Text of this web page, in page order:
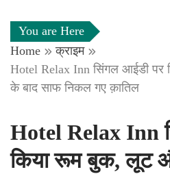
You are Here
Home
क्राइम
Hotel Relax Inn सिंगल आईडी पर
के बाद साफ निकल गए क़ातिल
Hotel Relax Inn
किया रूम बुक, लूट